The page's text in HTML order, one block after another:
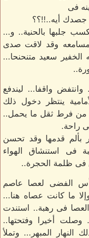
فى
أيه..!!؟؟
جلبها بالحنية.. و...
وقد لاقت صدى
سعيد متنحنحا...
واقفا... ليندفع
ينتظر دخول ذلك
من فرط ثقل ما يحمل..
راحة.
بألم قدمها وقد تحسن
فى استنشاق الهواء
فى ظلمة الحجرة..
الفضى لعصا عاصم
ما كانت عصاه هنا...
فى رهبة.. استندت
وصلت أخيرا وفتحتها..
المبهر... وتملأ